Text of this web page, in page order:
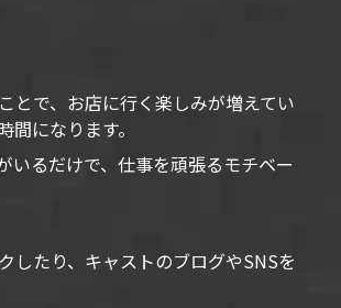
とで、お店に行く楽しみが増えてい
になります。
いるだけで、仕事を頑張るモチベー
したり、キャストのブログやSNSを